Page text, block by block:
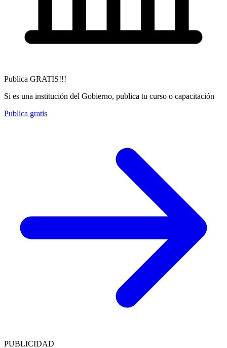
Publica GRATIS!!!
Si es una institución del Gobierno, publica tu curso o capacitación
Publica gratis
PUBLICIDAD